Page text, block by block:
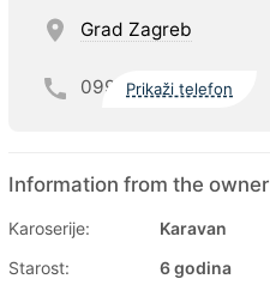
Grad Zagreb
099 Prikaži telefon
Information from the owner
Karoserije:
Karavan
Starost:
6 godina